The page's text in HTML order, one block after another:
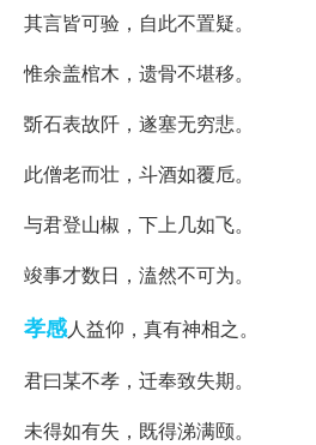
其言皆可验，自此不置疑。
惟余盖棺木，遗骨不堪移。
斲石表故阡，遂塞无穷悲。
此僧老而壮，斗酒如覆卮。
与君登山椒，下上几如飞。
竣事才数日，溘然不可为。
孝感人益仰，真有神相之。
君曰某不孝，迁奉致失期。
未得如有失，既得涕满颐。